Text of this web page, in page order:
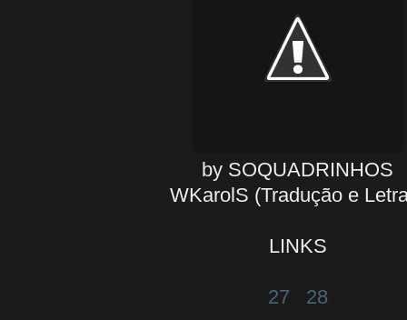
by SOQUADRINHOS
WKarolS (Tradução e
LINKS
27 28